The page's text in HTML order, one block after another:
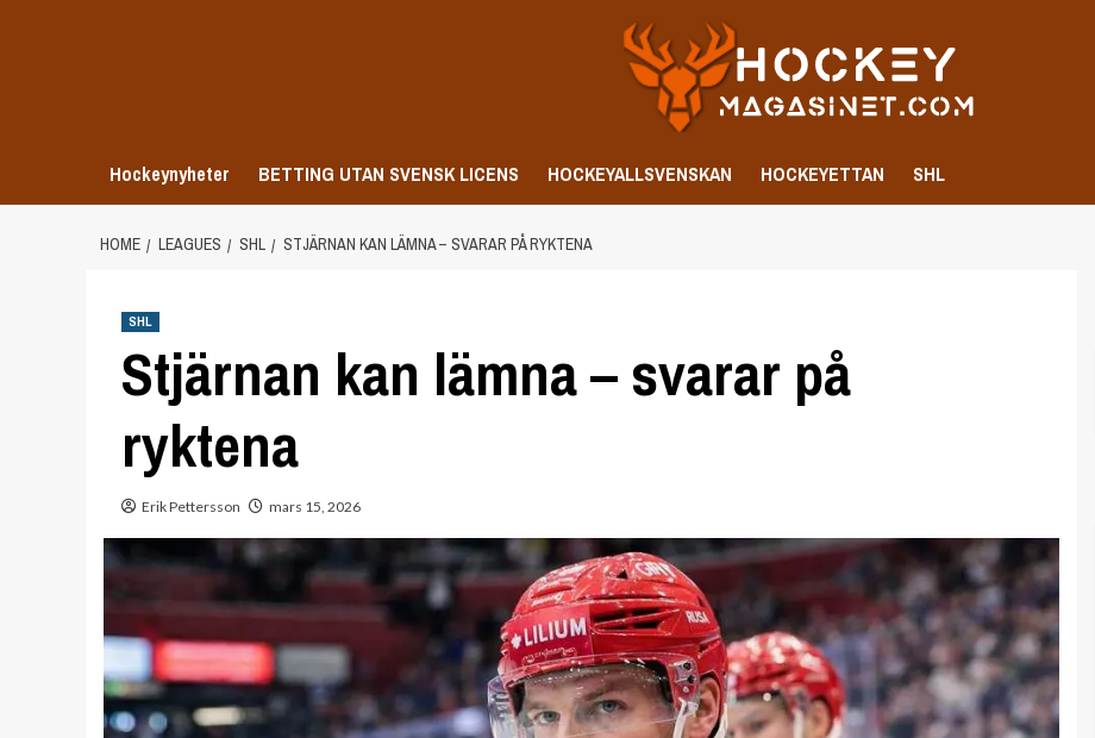
Hockeynyheter BETTING UTAN SVENSK LICENS HOCKEYALLSVENSKAN HOCKEYETTAN SHL
HOME LEAGUES SHL STJÄRNAN KAN LÄMNA – SVARAR PÅ RYKTENA
SHL
Stjärnan kan lämna – svarar på
ryktena
Erik Pettersson mars 15, 2026